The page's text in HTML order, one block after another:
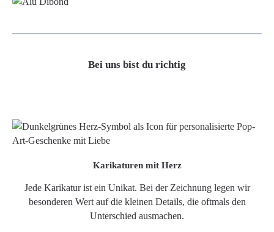
Bei uns bist du richtig
Karikaturen mit Herz
Jede Karikatur ist ein Unikat. Bei der Zeichnung legen wir
besonderen Wert auf die kleinen Details, die oftmals den
Unterschied ausmachen.